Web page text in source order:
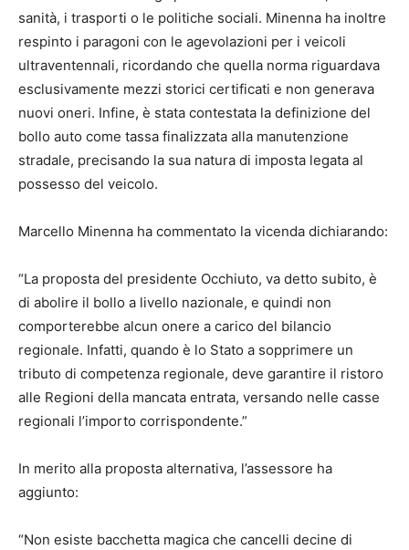
sanità, i trasporti o le politiche sociali. Minenna ha inoltre
respinto i paragoni con le agevolazioni per i veicoli
ultraventennali, ricordando che quella norma riguardava
esclusivamente mezzi storici certificati e non generava
nuovi oneri. Infine, è stata contestata la definizione del
bollo auto come tassa finalizzata alla manutenzione
stradale, precisando la sua natura di imposta legata al
possesso del veicolo.
Marcello Minenna ha commentato la vicenda dichiarando:
“La proposta del presidente Occhiuto, va detto subito, è
di abolire il bollo a livello nazionale, e quindi non
comporterebbe alcun onere a carico del bilancio
regionale. Infatti, quando è lo Stato a sopprimere un
tributo di competenza regionale, deve garantire il ristoro
alle Regioni della mancata entrata, versando nelle casse
regionali l’importo corrispondente.”
In merito alla proposta alternativa, l’assessore ha
aggiunto:
“Non esiste bacchetta magica che cancelli decine di